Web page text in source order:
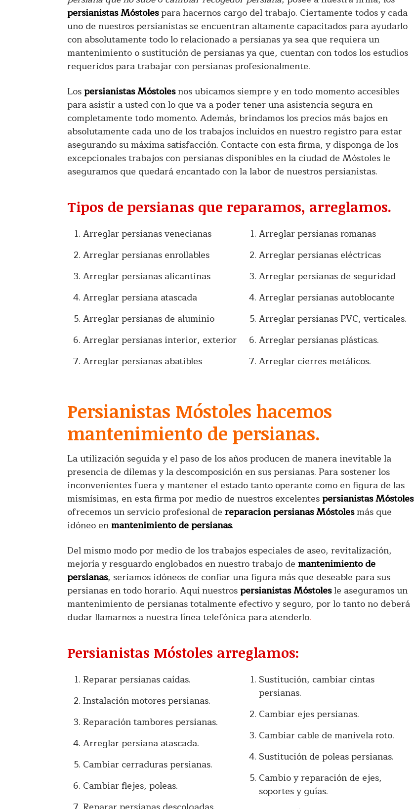
persianistas Móstolespara hacernos cargo del trabajo. Ciertamente todos y cada
uno de nuestros persianistas se encuentran altamente capacitados para ayudarlo
con absolutamente todo lo relacionado a persianas ya sea que requiera un
mantenimiento o sustitución de persianas ya que, cuentan con todos los estudios
requeridos para trabajar con persianas profesionalmente.
Lospersianistas Móstolesnos ubicamos siempre y en todo momento accesibles
para asistir a usted con lo que va a poder tener una asistencia segura en
completamente todo momento. Además, brindamos los precios más bajos en
absolutamente cada uno de los trabajos incluidos en nuestro registro para estar
asegurando su máxima satisfacción. Contacte con esta firma, y disponga de los
excepcionales trabajos con persianas disponibles en la ciudad de Móstoles le
aseguramos que quedará encantado con la labor de nuestros persianistas.
Tipos de persianas que reparamos, arreglamos.
Arreglar persianas venecianas
Arreglar persianas enrollables
Arreglar persianas alicantinas
Arreglar persiana atascada
Arreglar persianas de aluminio
Arreglar persianas interior, exterior
Arreglar persianas abatibles
Arreglar persianas romanas
Arreglar persianas eléctricas
Arreglar persianas de seguridad
Arreglar persianas autoblocante
Arreglar persianas PVC, verticales.
Arreglar persianas plásticas.
Arreglar cierres metálicos.
Persianistas Móstoles hacemos
mantenimiento de persianas.
La utilización seguida y el paso de los años producen de manera inevitable la
presencia de dilemas y la descomposición en sus persianas. Para sostener los
inconvenientes fuera y mantener el estado tanto operante como en figura de las
mismísimas, en esta firma por medio de nuestros excelentespersianistas Móstoles
ofrecemos un servicio profesional de reparacion persianas Móstolesmás que
idóneo enmantenimiento de persianas.
Del mismo modo por medio de los trabajos especiales de aseo, revitalización,
mejoría y resguardo englobados en nuestro trabajo de mantenimiento de
persianas, seriamos idóneos de confiar una figura más que deseable para sus
persianas en todo horario. Aquí nuestrospersianistas Móstolesle aseguramos un
mantenimiento de persianas totalmente efectivo y seguro, por lo tanto no deberá
dudar llamarnos a nuestra línea telefónica para atenderlo.
Persianistas Móstoles arreglamos:
Reparar persianas caídas.
Instalación motores persianas.
Reparación tambores persianas.
Arreglar persiana atascada.
Cambiar cerraduras persianas.
Cambiar flejes, poleas.
Sustitución, cambiar cintas
persianas.
Cambiar ejes persianas.
Cambiar cable de manivela roto.
Sustitución de poleas persianas.
Cambio y reparación de ejes,
soportes y guías.